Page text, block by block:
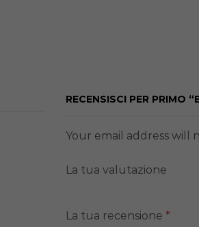
RECENSISCI PER PRIMO
Your email address will
La tua valutazione
La tua recensione *